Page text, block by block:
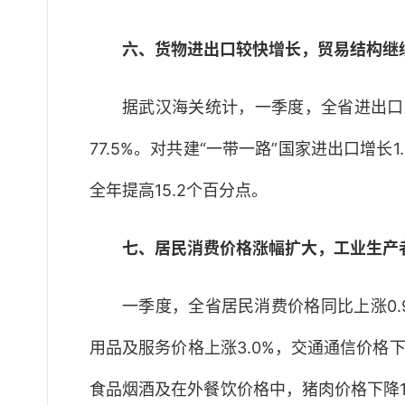
六、货物进出口较快增长，贸易结构继
据武汉海关统计，一季度，全省进出
77.5%。对共建“一带一路”国家进出口增
全年提高15.2个百分点。
七、居民消费价格涨幅扩大，工业生产
一季度，全省居民消费价格同比上涨
用品及服务价格上涨3.0%，交通通信价格
食品烟酒及在外餐饮价格中，猪肉价格下